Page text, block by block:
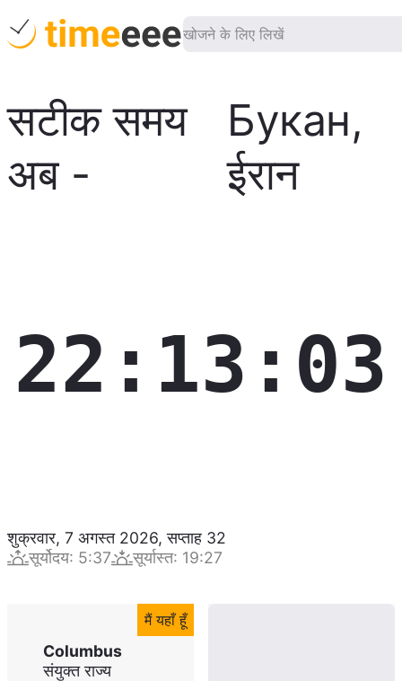
सटीक समय
अब-
Букан,
ईरान
22:13:04
शुक्रवार, 7 अगस्त 2026,सप्ताह 32
सूर्योदय: 5:37 सूर्यास्त: 19:27
मैं यहाँ हूँ
Columbus
संयुक्त राज्य